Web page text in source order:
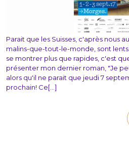
Parait que les Suisses, c'après nous
malins-que-tout-le-monde, sont
se montrer plus que rapides, c'est
présenter mon dernier roman, "Je
alors qu'il ne parait que jeudi 7
prochain! Ce[...]